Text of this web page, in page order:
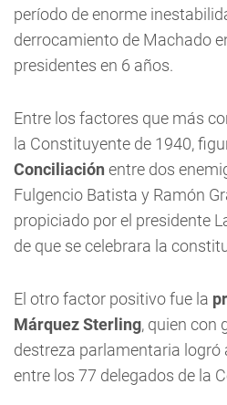
período de enorme
derrocamiento de Machado
presidentes en 6 años.
Entre los factores que más
la Constituyente de 1940,
Conciliación entre dos
Fulgencio Batista y Ramón
propiciado por el presidente
de que se celebrara la
El otro factor positivo fue la
Márquez Sterling, quien con
destreza parlamentaria logró
entre los 77 delegados de la